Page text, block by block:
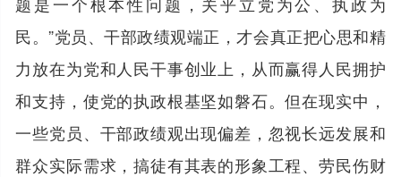
民。”党员、干部政绩观端正，才会真正把心思和精
力放在为党和人民干事创业上，从而赢得人民拥护
和支持，使党的执政根基坚如磐石。但在现实中，
一些党员、干部政绩观出现偏差，忽视长远发展和
群众实际需求，搞徒有其表的形象工程、劳民伤财